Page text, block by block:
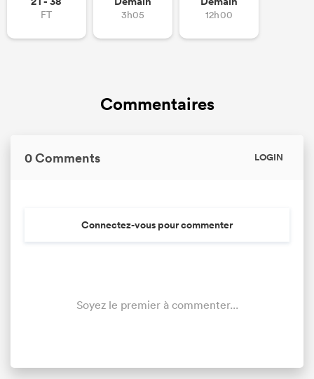
FT 3h05 12h00
Commentaires
0 Comments LOGIN
Connectez-vous pour commenter
Soyez le premier à commenter...